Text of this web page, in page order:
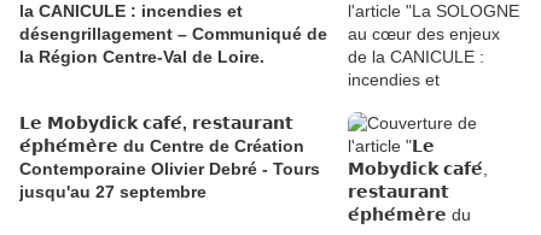
la CANICULE : incendies et
désengrillagement – Communiqué de
la Région Centre-Val de Loire.
𝗟𝗲 𝗠𝗼𝗯𝘆𝗱𝗶𝗰𝗸 𝗰𝗮𝗳𝗲́, 𝗿𝗲𝘀𝘁𝗮𝘂𝗿𝗮𝗻𝘁
𝗲́𝗽𝗵𝗲́𝗺𝗲̀𝗿𝗲 du Centre de Création
Contemporaine Olivier Debré - Tours
jusqu'au 27 septembre